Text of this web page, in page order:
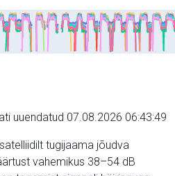
uuendatud 07.08.2026 06:43:49
tugijaama jõudva
vahemikus 38–54 dB